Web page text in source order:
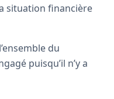
situation financière
du
puisqu’il n’y a